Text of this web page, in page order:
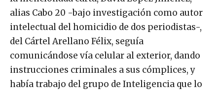
alias Cabo 20 -bajo investigación como autor
intelectual del homicidio de dos periodistas-,
del Cártel Arellano Félix, seguía
comunicándose vía celular al exterior, dando
instrucciones criminales a sus cómplices, y
había trabajo del grupo de Inteligencia que lo